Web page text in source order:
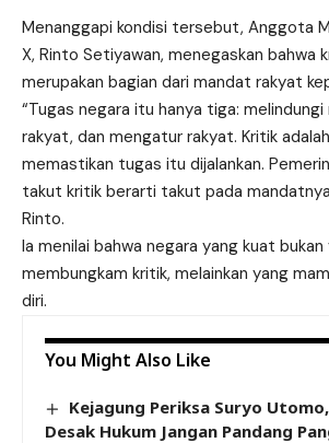
Menanggapi kondisi tersebut, Anggota
X, Rinto Setiyawan, menegaskan bahwa
merupakan bagian dari mandat rakyat
“Tugas negara itu hanya tiga:
rakyat, dan mengatur rakyat. Kritik
memastikan tugas itu dijalankan.
takut kritik berarti takut pada
Rinto.
Ia menilai bahwa negara yang kuat bukan
membungkam kritik, melainkan yang
diri.
You Might Also Like
Kejagung Periksa Suryo
Desak Hukum Jangan Pandang